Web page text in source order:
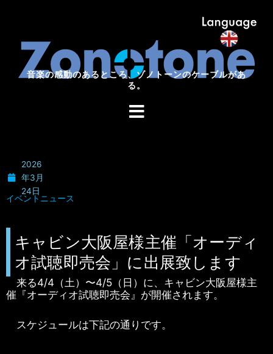
音楽の感動のあるところ、ゾノトーンのケーブルがあ
る。
音楽の感動のあるところ、
ゾノトーンのケーブルがある。
2026
年3月
24日
イベントニュース
キャビン大阪屋様主催「オーディ
オ試聴即売会」に出展致します
来る4/4（土）〜4/5（日）に、キャビン大阪屋様主
催『オーディオ試聴即売会』が開催されます。
スケジュールは下記の通りです。